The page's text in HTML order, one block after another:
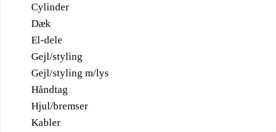
Cylinder
Dæk
El-dele
Gejl/styling
Gejl/styling m/lys
Håndtag
Hjul/bremser
Kabler